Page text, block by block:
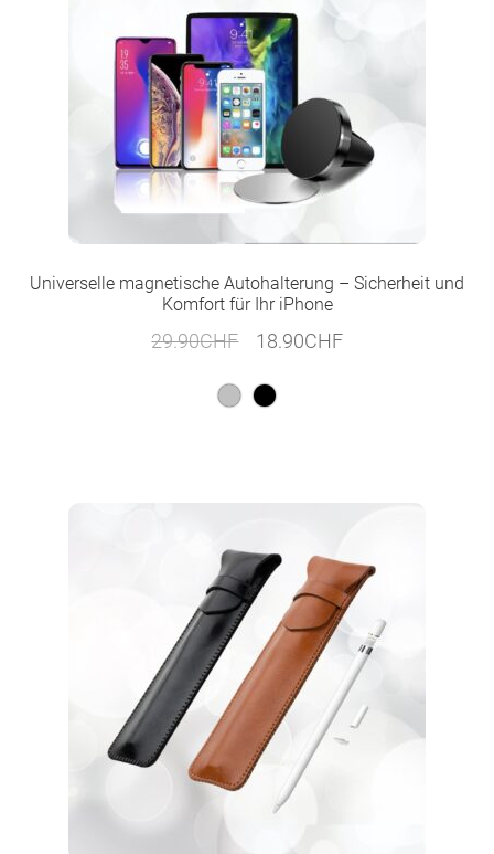
Universelle magnetische Autohalterung – Sicherheit und
Komfort für Ihr iPhone
29.90CHF
Ursprünglicher
war:
18.90CHFAktueller